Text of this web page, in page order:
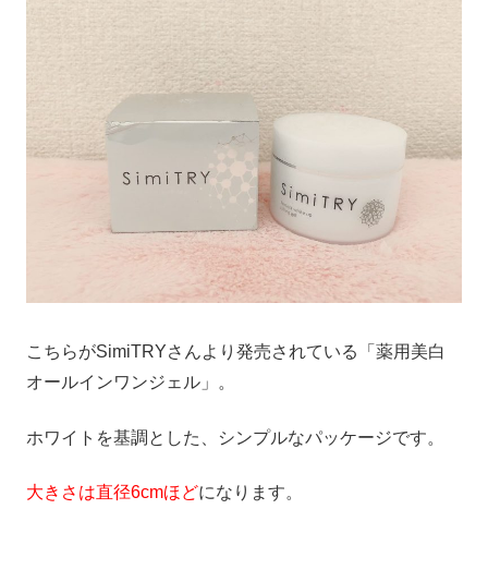
こちらがSimiTRYさんより発売されている「薬用美白
オールインワンジェル」。
ホワイトを基調とした、シンプルなパッケージです。
大きさは直径6cmほどになります。